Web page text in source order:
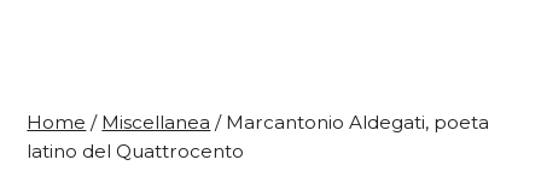
Home / Miscellanea / Marcantonio Aldegati, poeta
latino del Quattrocento